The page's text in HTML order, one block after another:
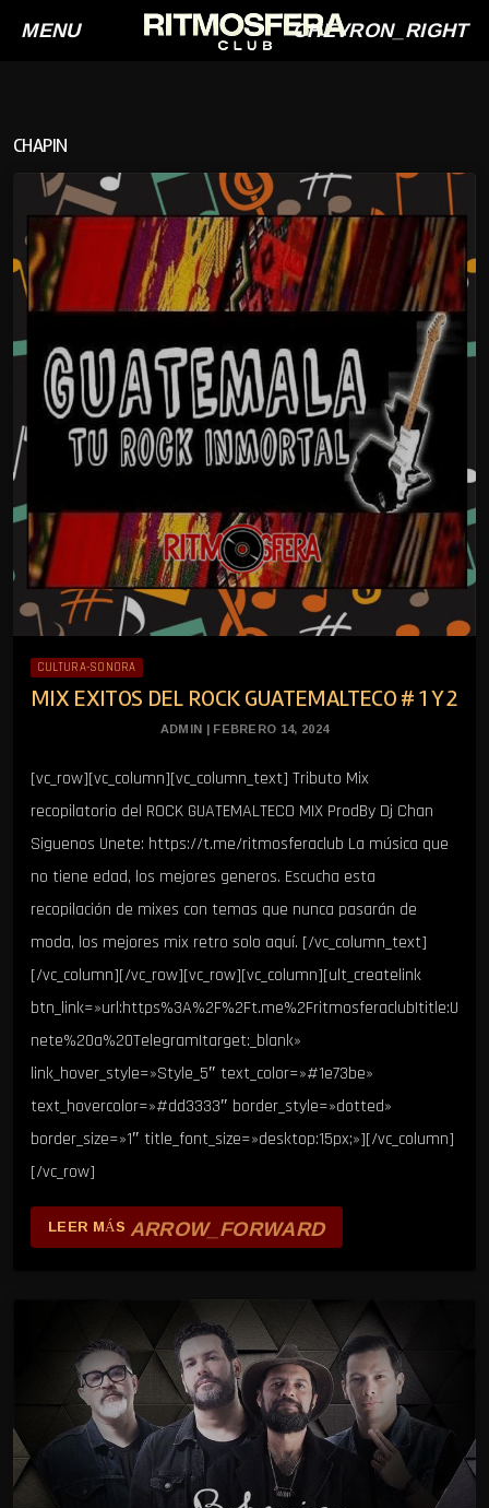
MENU CHEVRON_RIGHT
CHAPIN
CULTURA-SONORA
MIX EXITOS DEL ROCK GUATEMALTECO # 1 Y 2
ADMIN | FEBRERO 14, 2024
[vc_row][vc_column][vc_column_text] Tributo Mix
recopilatorio del ROCK GUATEMALTECO MIX ProdBy Dj Chan
Siguenos Unete: https://t.me/ritmosferaclub La música que
no tiene edad, los mejores generos. Escucha esta
recopilación de mixes con temas que nunca pasarán de
moda, los mejores mix retro solo aquí. [/vc_column_text]
[/vc_column][/vc_row][vc_row][vc_column][ult_createlink
btn_link=»url:https%3A%2F%2Ft.me%2Fritmosferaclub|title:U
nete%20a%20Telegram|target:_blank»
link_hover_style=»Style_5″ text_color=»#1e73be»
text_hovercolor=»#dd3333″ border_style=»dotted»
border_size=»1″ title_font_size=»desktop:15px;»][/vc_column]
[/vc_row]
LEER MÁS ARROW_FORWARD